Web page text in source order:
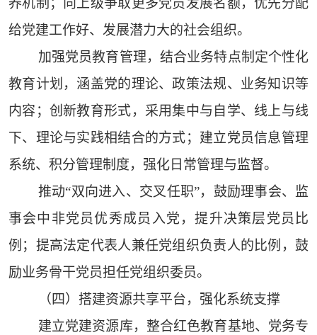
养机制；向上级争取更多党员发展名额，优先分配
给党建工作好、发展潜力大的社会组织。
加强党员教育管理，结合业务特点制定个性化
教育计划，涵盖党的理论、政策法规、业务知识等
内容；创新教育形式，采用集中与自学、线上与线
下、理论与实践相结合的方式；建立党员信息管理
系统、积分管理制度，强化日常管理与监督。
推动“双向进入、交叉任职”，鼓励理事会、监
事会中非党员优秀成员入党，提升决策层党员比
例；提高法定代表人兼任党组织负责人的比例，鼓
励业务骨干党员担任党组织委员。
（四）搭建资源共享平台，强化系统支撑
建立党建资源库，整合红色教育基地、党务专